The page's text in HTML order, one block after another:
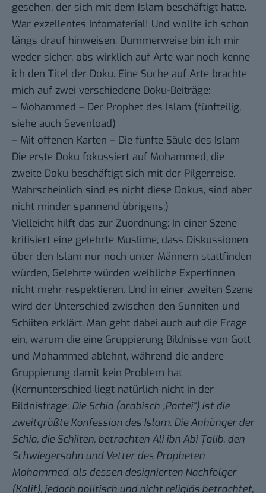
gesehen, der sich mit dem Islam beschäftigt hatte.
War exzellentes Infomaterial! Und wollte ich schon
längs drauf hinweisen. Dummerweise bin ich mir
weder sicher, obs wirklich auf Arte war noch kenne
ich den Titel der Doku. Eine Suche auf Arte brachte
mich auf zwei verschiedene Doku-Beiträge:
– Mohammed – Der Prophet des Islam (fünfteilig,
siehe auch Sevenload)
– Mit offenen Karten – Die fünfte Säule des Islam
Die erste Doku fokussiert auf Mohammed, die
zweite Doku beschäftigt sich mit der Pilgerreise.
Wahrscheinlich sind es nicht diese Dokus, sind aber
nicht minder spannend übrigens;)
Vielleicht hilft das zur Zuordnung: In einer Szene
kritisiert eine gelehrte Muslime, dass Diskussionen
über den Islam nur noch unter Männern stattfinden
würden, Gelehrte würden weibliche Expertinnen
nicht mehr respektieren. Und in einer zweiten Szene
wird der Unterschied zwischen den Sunniten und
Schiiten erklärt. Man geht dabei auch auf die Frage
ein, warum die eine Gruppierung Bildnisse von Gott
und Mohammed ablehnt, während die andere
Gruppierung damit kein Problem hat
(Kernunterschied liegt natürlich nicht in der
Bildnisfrage: Die Schia (arabisch „Partei“) ist die
zweitgrößte Konfession des Islam. Die Anhänger der
Schia, die Schiiten, betrachten Ali ibn Abi Ṭalib, den
Schwiegersohn und Vetter des Propheten
Mohammed, als dessen designierten Nachfolger
(Kalif), jedoch politisch und nicht religiös betrachtet,